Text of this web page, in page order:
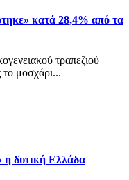
κατά 28,4% από τα
τραπεζιού
το μοσχάρι...
η δυτική Ελλάδα